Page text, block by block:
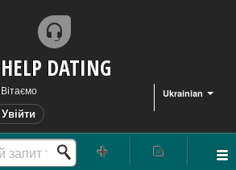
HELP DATING
Ukrainian
Вітаємо
Увійти